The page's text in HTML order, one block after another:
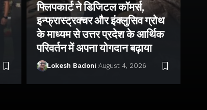
फ्लिपकार्ट ने डिजिटल कॉमर्स,
इन्फ्रास्ट्रक्चर और इंक्लुसिव ग्रोथ
के माध्यम से उत्तर प्रदेश के आर्थिक
परिवर्तन में अपना योगदान बढ़ाया
Lokesh Badoni August 4, 2026